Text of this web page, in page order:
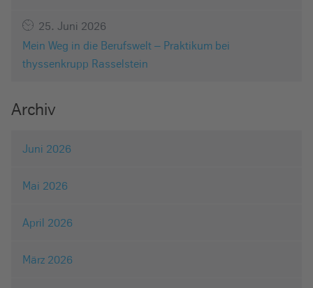
25. Juni 2026
Mein Weg in die Berufswelt – Praktikum bei
thyssenkrupp Rasselstein
Archiv
Juni 2026
Mai 2026
April 2026
März 2026